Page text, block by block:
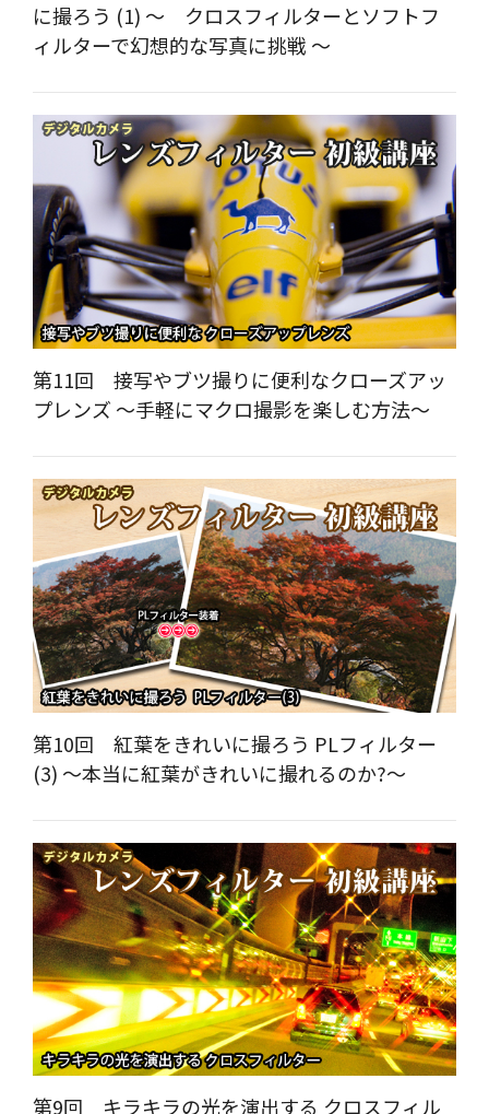
に撮ろう (1) ～ クロスフィルターとソフトフ
ィルターで幻想的な写真に挑戦 ～
第11回 接写やブツ撮りに便利なクローズアッ
プレンズ ～手軽にマクロ撮影を楽しむ方法～
第10回 紅葉をきれいに撮ろう PLフィルター
(3) ～本当に紅葉がきれいに撮れるのか?～
第9回 キラキラの光を演出する クロスフィル